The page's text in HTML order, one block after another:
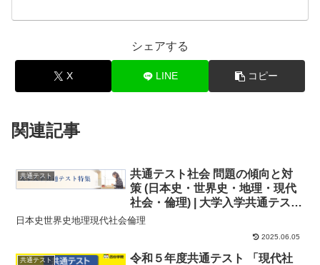
シェアする
X LINE コピー
関連記事
共通テスト
共通テスト社会 問題の傾向と対
策 (日本史・世界史・地理・現代
社会・倫理) | 大学入学共通テスト
ポイント解説
日本史世界史地理現代社会倫理
2025.06.05
共通テスト
令和５年度共通テスト 「現代社